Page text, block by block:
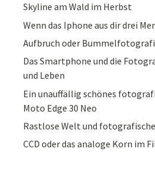
Skyline am Wald im Herbst
Wenn das Iphone aus dir drei
Aufbruch oder
Das Smartphone und die
und Leben
Ein unauffällig schönes
Moto Edge 30 Neo
Rastlose Welt und
CCD oder das analoge Korn im